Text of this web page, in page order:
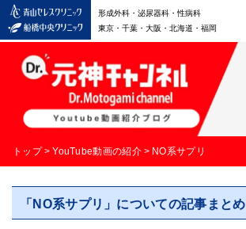
形成外科・泌尿器科・性病科
東京・千葉・大阪・北海道・福岡
トップ > YouTube動画の紹介 > NO系サプリ
「NO系サプリ」についての記事まとめ